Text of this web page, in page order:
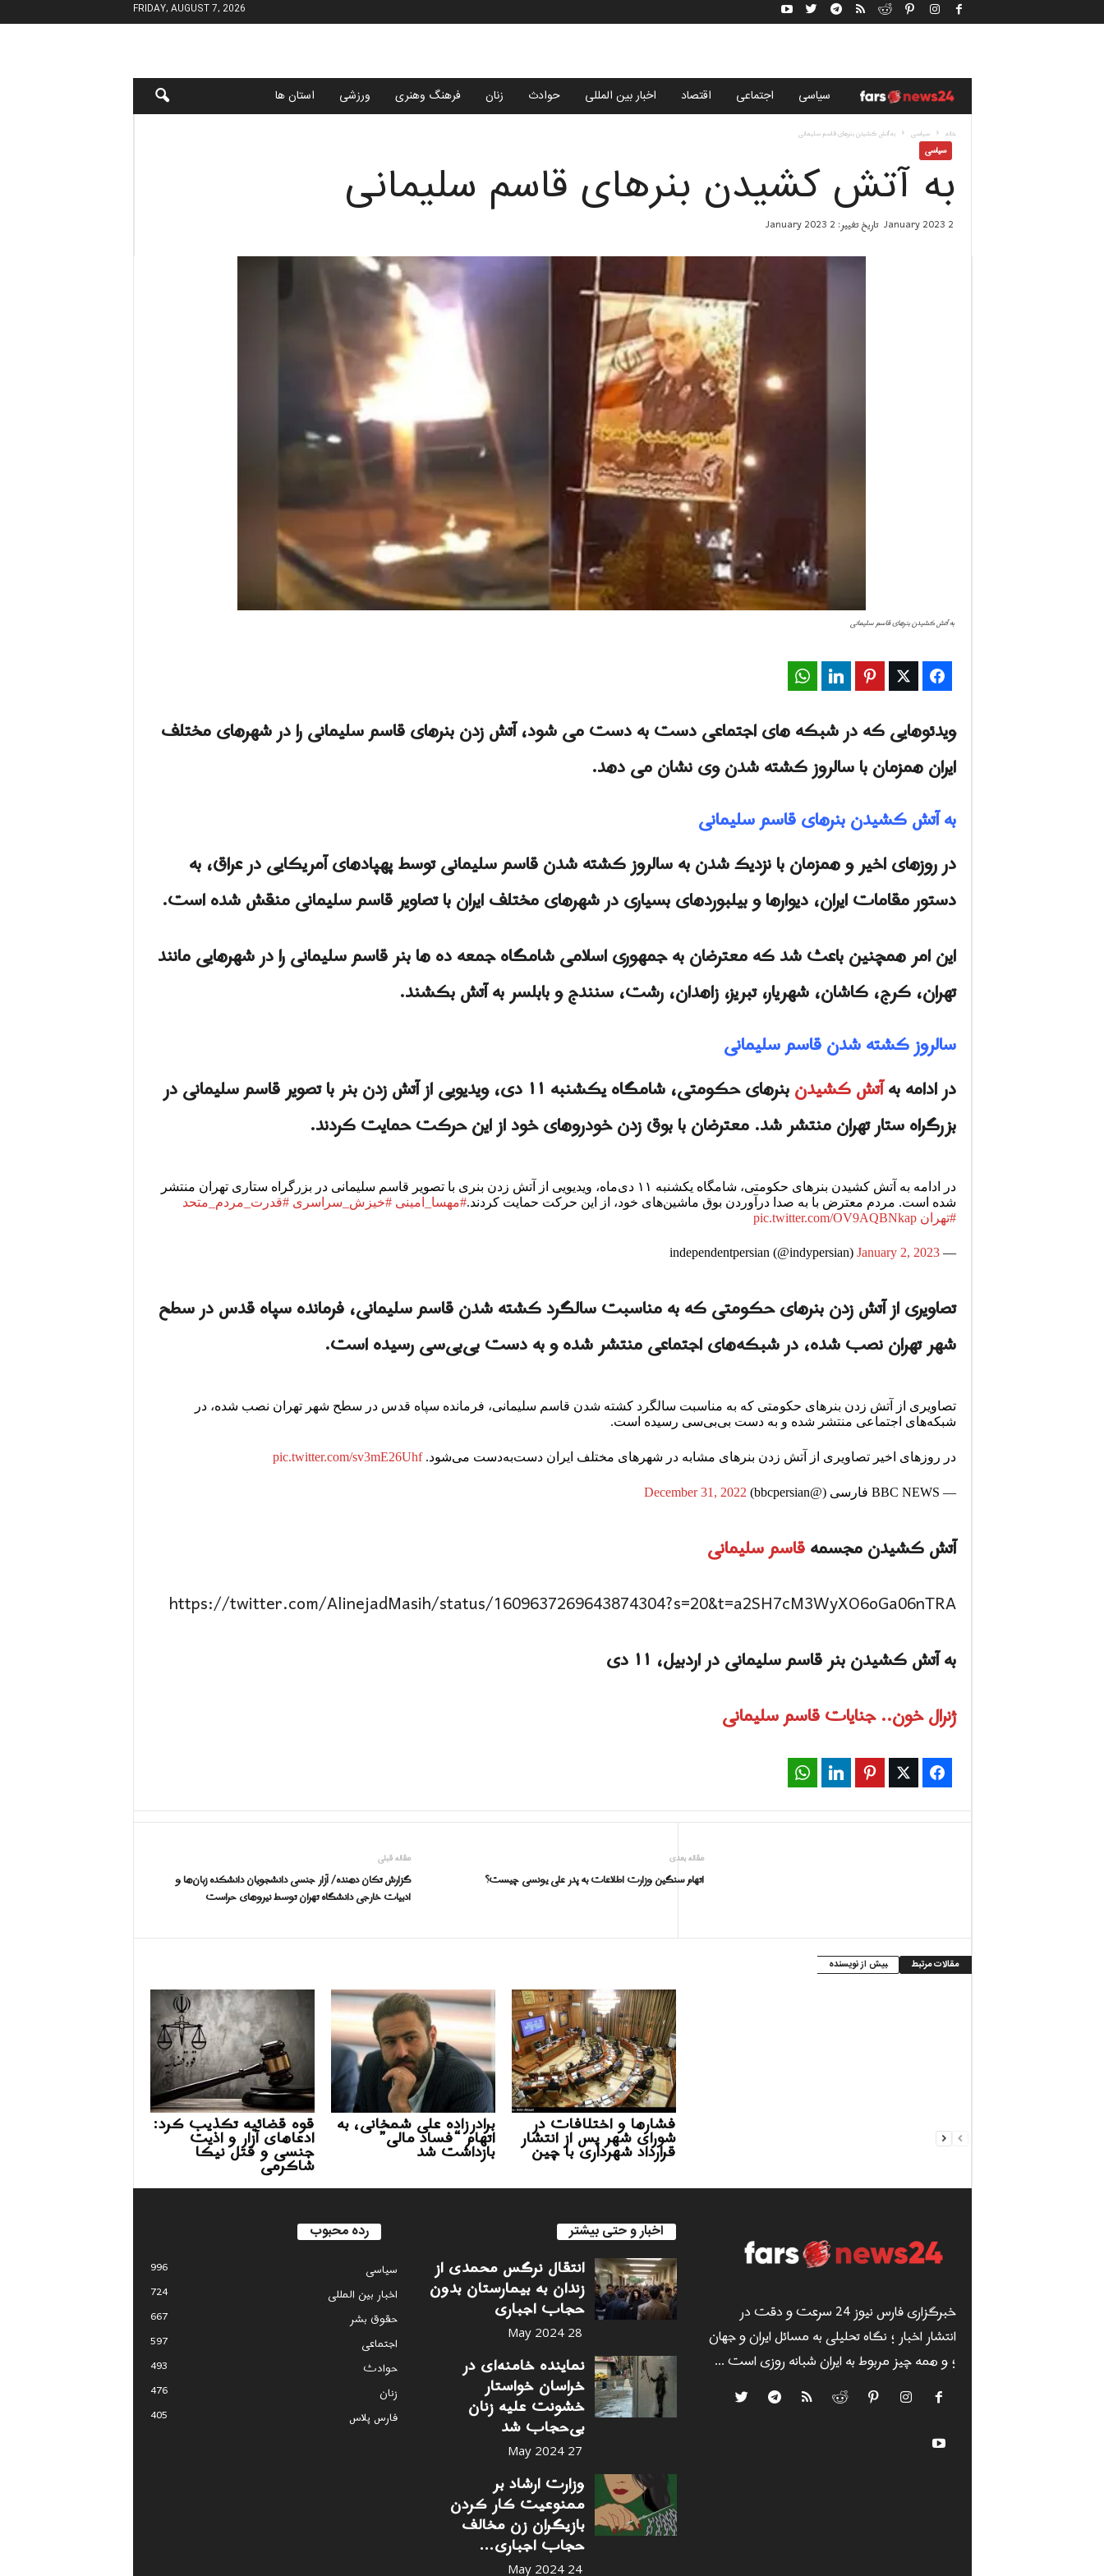
FRIDAY, AUGUST 7, 2026
ب
گ
2
سياسى اجتماعی اقتصاد اخبار بین المللی حوادث زنان فرهنگ وهنری ورزشی استان ها
خانه سياسى به آتش کشیدن بنرهای قاسم سلیمانی
سياسى
به آتش کشیدن بنرهای قاسم سلیمانی
2 January 2023 تاریخ تغییر: 2 January 2023
به آتش کشیدن بنرهای قاسم سلیمانی
Facebook
Twitter
Pinterest
LinkedIn
ویدئوهایی که در شبکه های اجتماعی دست به دست می شود، آتش زدن بنرهای قاسم سلیمانی را در شهرهای مختلف
ایران همزمان با سالروز کشته شدن وی نشان می دهد.
به آتش کشیدن بنرهای قاسم سليمانی
در روزهای اخیر و همزمان با نزدیک شدن به سالروز کشته شدن قاسم سلیمانی توسط پهپادهای آمریکایی در عراق، به
دستور مقامات ايران، دیوارها و بیلبوردهای بسیاری در شهرهای مختلف ایران با تصاویر قاسم سلیمانی منقش شده است.
این امر همچنین باعث شد که معترضان به جمهوری اسلامی شامگاه جمعه ده ها بنر قاسم سلیمانی را در شهرهایی مانند
تهران، کرج، کاشان، شهریار، تبریز، زاهدان، رشت، سنندج و بابلسر به آتش بکشند.
سالروز کشته شدن قاسم سلیمانی
در ادامه بهآتش کشیدن
بنرهای حکومتی، شامگاه یکشنبه ۱۱ دی، ویدیویی از آتش زدن بنر با تصویر قاسم سلیمانی در
بزرگراه ستار تهران منتشر شد. معترضان با بوق زدن خودروهای خود از این حرکت حمایت کردند.
در ادامه به آتش کشیدن بنرهای حکومتی، شامگاه یکشنبه ۱۱ دی‌ماه، ویدیویی از آتش زدن بنری با تصویر قاسم سلیمانی در بزرگراه ستاری تهران منتشر
شده است. مردم معترض با به صدا درآوردن بوق ماشین‌های خود، از این حرکت حمایت کردند.#مهسا_امینی #خیزش_سراسری #قدرت_مردم_متحد
#تهران pic.twitter.com/OV9AQBNkap
— independentpersian (@indypersian)
January 2, 2023
تصاویری از آتش زدن بنرهای حکومتی که به مناسبت سالگرد کشته شدن قاسم سلیمانی، فرمانده سپاه قدس در سطح
شهر تهران نصب شده، در شبکه‌های اجتماعی منتشر شده و به دست بی‌بی‌سی رسیده است.
تصاویری از آتش زدن بنرهای حکومتی که به مناسبت سالگرد کشته شدن قاسم سلیمانی، فرمانده سپاه قدس در سطح شهر تهران نصب شده، در
شبکه‌های اجتماعی منتشر شده و به دست بی‌بی‌سی رسیده است.
در روزهای اخیر تصاویری از آتش زدن بنرهای مشابه در شهرهای مختلف ایران دست‌به‌دست می‌شود.pic.twitter.com/sv3mE26Uhf
— BBC NEWS فارسی (@bbcpersian) December 31, 2022
آتش کشیدن مجسمهقاسم سلیمانی
https://twitter.com/AlinejadMasih/status/1609637269643874304?s=20&t=a2SH7cM3WyXO6oGa06nTRA
به آتش کشیدن بنر قاسم سلیمانی در اردبیل، ١١ دی
ژنرال خون.. جنایات قاسم سلیمانی
Facebook
Twitter
Pinterest
LinkedIn
مقاله قبلی
گزارش تکان دهنده/ آزار جنسی دانشجویان دانشکده‌ زبان‌ها و
ادبیات خارجی دانشگاه تهران توسط نیروهای حراست
مقاله بعدی
اتهام سنگین وزارت اطلاعات به پدر علی یونسی چیست؟
مقالات مرتبط بیش از نویسنده
قوه قضائیه تکذیب کرد:
ادعاهای آزار و اذیت
جنسی و قتل نیکا
شاکرمی
برادرزاده علی شمخانی، به
اتهام “فساد مالی”
بازداشت شد
فشارها و اختلافات در
شورای شهر پس از انتشار
قرارداد شهرداری با چین
خبرگزاری فارس نیوز 24 سرعت و دقت در
انتشار اخبار ؛ نگاه تحلیلی به مسائل ایران و جهان
؛ و همه چیز مربوط به ایران شبانه روزی است ...
اخبار و حتی بیشتر
انتقال نرگس محمدی از
زندان به بیمارستان بدون
حجاب اجباری
28 May 2024
نماینده خامنه‌ای در
خراسان خواستار
خشونت علیه زنان
بی‌حجاب شد
27 May 2024
وزارت ارشاد بر
ممنوعیت کار کردن
بازیگران زن مخالف
حجاب اجباری...
24 May 2024
رده محبوب
سياسى
996
اخبار بین المللی
724
حقوق بشر
667
اجتماعی
597
حوادث
493
زنان
476
فارس پلاس
405